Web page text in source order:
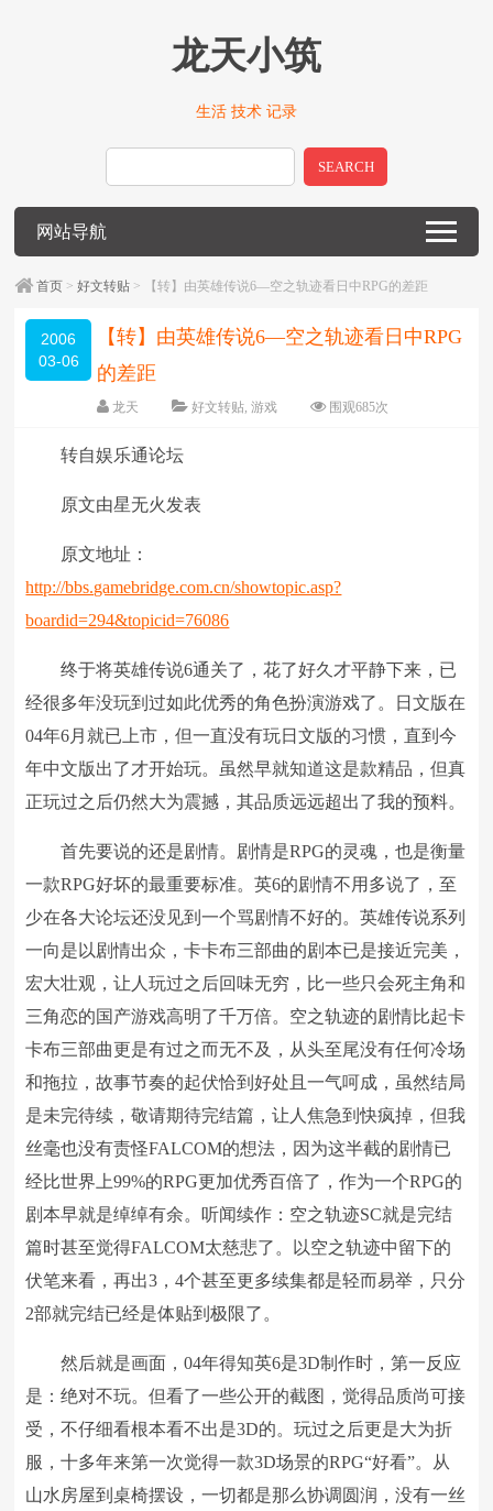
龙天小筑
生活 技术 记录
SEARCH
网站导航
首页 >好文转贴 > 【转】由英雄传说6―空之轨迹看日中RPG的差距
2006
03-06
【转】由英雄传说6―空之轨迹看日中RPG
的差距
龙天 好文转贴,游戏 围观685次
字体：大 中
转自娱乐通论坛
原文由星无火发表
原文地址：
http://bbs.gamebridge.com.cn/showtopic.asp?
boardid=294&topicid=76086
终于将英雄传说6通关了，花了好久才平静下来，已
经很多年没玩到过如此优秀的角色扮演游戏了。日文版在
04年6月就已上市，但一直没有玩日文版的习惯，直到今
年中文版出了才开始玩。虽然早就知道这是款精品，但真
正玩过之后仍然大为震撼，其品质远远超出了我的预料。
首先要说的还是剧情。剧情是RPG的灵魂，也是衡量
一款RPG好坏的最重要标准。英6的剧情不用多说了，至
少在各大论坛还没见到一个骂剧情不好的。英雄传说系列
一向是以剧情出众，卡卡布三部曲的剧本已是接近完美，
宏大壮观，让人玩过之后回味无穷，比一些只会死主角和
三角恋的国产游戏高明了千万倍。空之轨迹的剧情比起卡
卡布三部曲更是有过之而无不及，从头至尾没有任何冷场
和拖拉，故事节奏的起伏恰到好处且一气呵成，虽然结局
是未完待续，敬请期待完结篇，让人焦急到快疯掉，但我
丝毫也没有责怪FALCOM的想法，因为这半截的剧情已
经比世界上99%的RPG更加优秀百倍了，作为一个RPG的
剧本早就是绰绰有余。听闻续作：空之轨迹SC就是完结
篇时甚至觉得FALCOM太慈悲了。以空之轨迹中留下的
伏笔来看，再出3，4个甚至更多续集都是轻而易举，只分
2部就完结已经是体贴到极限了。
然后就是画面，04年得知英6是3D制作时，第一反应
是：绝对不玩。但看了一些公开的截图，觉得品质尚可接
受，不仔细看根本看不出是3D的。玩过之后更是大为折
服，十多年来第一次觉得一款3D场景的RPG“好看”。从
山水房屋到桌椅摆设，一切都是那么协调圆润，没有一丝